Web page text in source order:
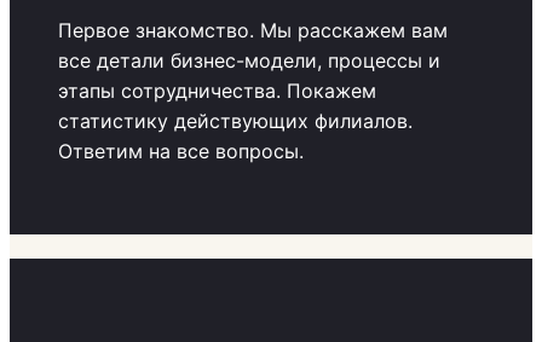
Первое знакомство. Мы расскажем вам
все детали бизнес-модели, процессы и
этапы сотрудничества. Покажем
статистику действующих филиалов.
Ответим на все вопросы.